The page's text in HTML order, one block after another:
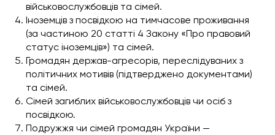
військовослужбовців та сімей.
Іноземців з посвідкою на тимчасове проживання
(за частиною 20 статті 4 Закону «Про правовий
статус іноземців») та сімей.
Громадян держав-агресорів, переслідуваних з
політичних мотивів (підтверджено документами)
та сімей.
Сімей загиблих військовослужбовців чи осіб з
посвідкою.
Подружжя чи сімей громадян України —